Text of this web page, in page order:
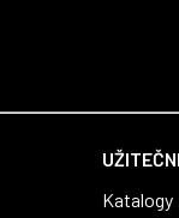
Katalogy